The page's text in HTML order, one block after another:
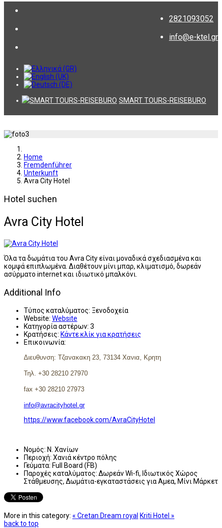
2821093052
info@e-ktel.gr
SMART TOURS-REISEBURO
Home
Fremdenführer
Unterkunft
Avra City Hotel
Hotel suchen
Avra City Hotel
Όλα τα δωμάτια του Avra ​City είναι μοναδικά σχεδιασμένα και
κομψά επιπλωμένα. Διαθέτουν μίνι μπαρ, κλιματισμό, δωρεάν
ασύρματο internet και ιδιωτικό μπαλκόνι.
Additional Info
Τύπος καταλύματος: Ξενοδοχεία
Website: Website
Κατηγορία αστέρων: 3
Κρατήσεις: Κάντε κλίκ για κρατήσεις
Επικοινωνία:
Διευθυνση: Τζανακακη 23, 73134 Χανια, Κρητη
Τηλ. +30 28210 27970
fax +30 28210 27973
info@avracityhotel.gr
https://www.facebook.com/AvraCityHotel
Νομός: Ν. Χανίων
Περιοχή: Χανιά κέντρο πόλης
Γεύματα: Full Board (FB)
Παροχές καταλύματος: Δωρεάν Wi-fi, Ιδιωτικός Χώρος
Στάθμευσης, Δωμάτια-εγκαταστάσεις για Αμεα, Μίνι Μάρκετ
More in this category: « Cretan Dream royal Kriti Hotel »
back to top